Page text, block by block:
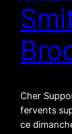
Cher
fervents
ce